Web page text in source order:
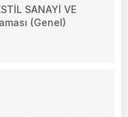
SANAYİ VE
(Genel)